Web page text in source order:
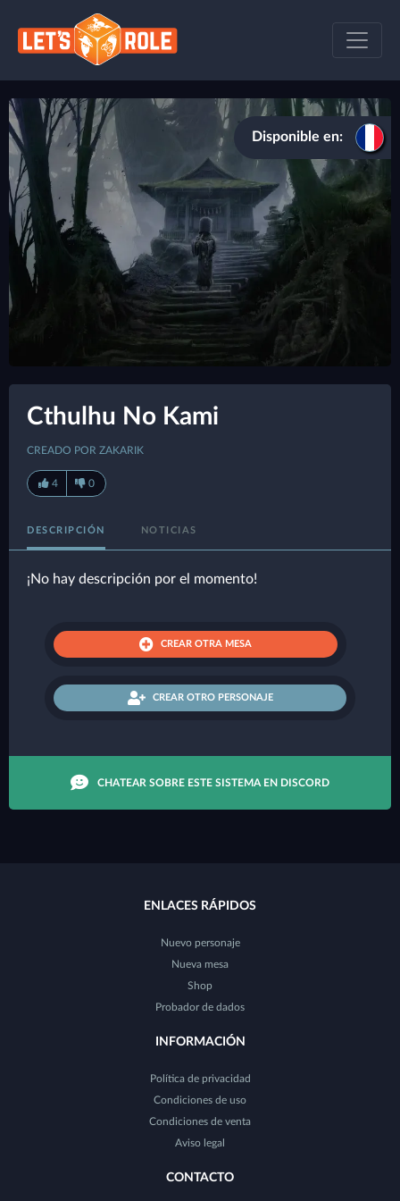
Disponible en:
Cthulhu No Kami
CREADO POR ZAKARIK
4 0
DESCRIPCIÓN NOTICIAS
¡No hay descripción por el momento!
CREAR OTRA MESA
CREAR OTRO PERSONAJE
CHATEAR SOBRE ESTE SISTEMA EN DISCORD
ENLACES RÁPIDOS
Nuevo personaje
Nueva mesa
Shop
Probador de dados
INFORMACIÓN
Política de privacidad
Condiciones de uso
Condiciones de venta
Aviso legal
CONTACTO